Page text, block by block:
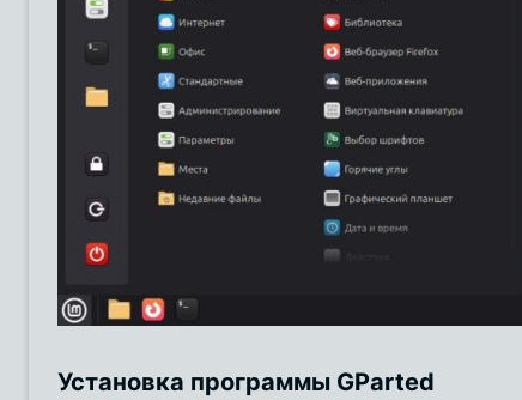
Установка программы GParted